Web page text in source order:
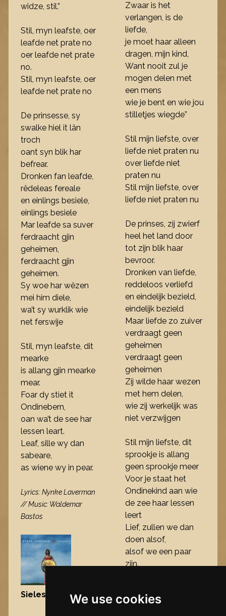
We use cookies
widze, stil.”
Stil, myn leafste, oer
leafde net prate no
oer leafde net prate
no.
Stil, myn leafste, oer
leafde net prate no
De prinsesse, sy
swalke hiel it lân
troch
oant syn blik har
befrear.
Dronken fan leafde,
rêdeleas fereale
en einlings besiele,
einlings besiele
Mar leafde sa suver
ferdraacht gjin
geheimen,
ferdraacht gjin
geheimen.
Sy woe har wêzen
mei him diele,
wa’t sy wurklik wie
net ferswije
Stil, myn leafste, dit
mearke
is allang gjin mearke
mear.
Foar dy stiet it
Ondinebern,
oan wa’t de see har
lessen leart.
Leaf, sille wy dan
sabeare,
as wiene wy in pear.
Lyrics: Nynke Laverman
// Music: Waldemar
Bastos
Sielesâlt , 2004
Zwaar is het
verlangen, is de
liefde,
je moet haar alleen
dragen, mijn kind,
Want nooit zul je
mogen delen met
een mens
wie je bent en wie jou
stilletjes wiegde”
Stil mijn liefste, over
liefde niet praten nu
over liefde niet
praten nu
Stil mijn liefste, over
liefde niet praten nu
De prinses, zij zwierf
heel het land door
tot zijn blik haar
bevroor.
Dronken van liefde,
reddeloos verliefd
en eindelijk bezield,
eindelijk bezield
Maar liefde zo zuiver
verdraagt geen
geheimen
verdraagt geen
geheimen
Zij wilde haar wezen
met hem delen,
wie zij werkelijk was
niet verzwijgen
Stil mijn liefste, dit
sprookje is allang
geen sprookje meer
Voor je staat het
Ondinekind aan wie
de zee haar lessen
leert
Lief, zullen we dan
doen alsof,
alsof we een paar
zijn.